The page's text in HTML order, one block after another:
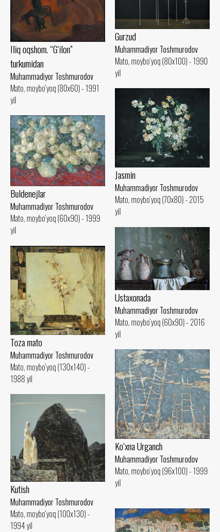
Iliq oqshom. “G‘ilon”
turkumidan
Muhammadiyor Toshmurodov
Mato, moybo‘yoq (80x60) - 1991
yil
Gurzud
Muhammadiyor Toshmurodov
Mato, moybo‘yoq (80x100) - 1990
yil
Jasmin
Muhammadiyor Toshmurodov
Mato, moybo‘yoq (70x80) - 2015
yil
Buldenejlar
Muhammadiyor Toshmurodov
Mato, moybo‘yoq (60x90) - 1999
yil
Ustaxonada
Muhammadiyor Toshmurodov
Mato, moybo‘yoq (60x90) - 2016
yil
Toza mato
Muhammadiyor Toshmurodov
Mato, moybo‘yoq (130x140) -
1988 yil
Ko‘xna Urganch
Muhammadiyor Toshmurodov
Mato, moybo‘yoq (96x100) - 1999
yil
Kutish
Muhammadiyor Toshmurodov
Mato, moybo‘yoq (100x130) -
1994 yil